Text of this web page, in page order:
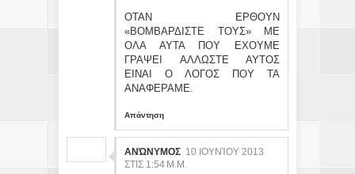
ΟΤΑΝ ΕΡΘΟΥΝ
«ΒΟΜΒΑΡΔΙΣΤΕ ΤΟΥΣ» ΜΕ
ΟΛΑ ΑΥΤΑ ΠΟΥ ΕΧΟΥΜΕ
ΓΡΑΨΕΙ ΑΛΛΩΣΤΕ ΑΥΤΟΣ
ΕΙΝΑΙ Ο ΛΟΓΟΣ ΠΟΥ ΤΑ
ΑΝΑΦΕΡΑΜΕ.
Απάντηση
ΑΝΏΝΥΜΟΣ 10 ΙΟΥΝΊΟΥ 2013
ΣΤΙΣ 1:54 Μ.Μ.